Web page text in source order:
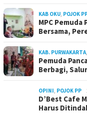
KAB OKU POJOK
MPC Pemuda
Bersama,
KAB. PURWAKARTA
Pemuda
Berbagi,
OPINI POJOK PP
D’Best Cafe
Harus